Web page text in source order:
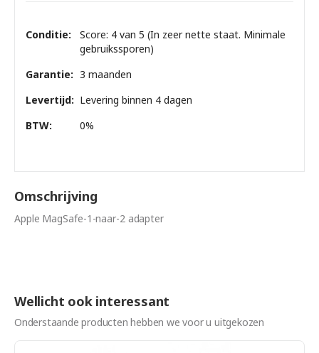
Conditie:
Score: 4 van 5 (In zeer nette staat. Minimale
gebruikssporen)
Garantie: 3 maanden
Levertijd: Levering binnen 4 dagen
BTW:
0%
Omschrijving
Apple MagSafe-1-naar-2 adapter
Wellicht ook interessant
Onderstaande producten hebben we voor u uitgekozen